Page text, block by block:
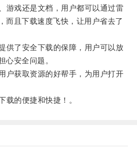
戏还是文档，用户都可以通过雷
而且下载速度飞快，让用户省去了
了安全下载的保障，用户可以放
心安全问题。
获取资源的好帮手，为用户打开
的便捷和快捷！。